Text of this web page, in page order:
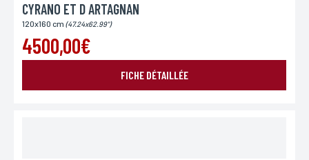
CYRANO ET D ARTAGNAN
120x160 cm (47.24x62.99")
4500,00€
FICHE DÉTAILLÉE